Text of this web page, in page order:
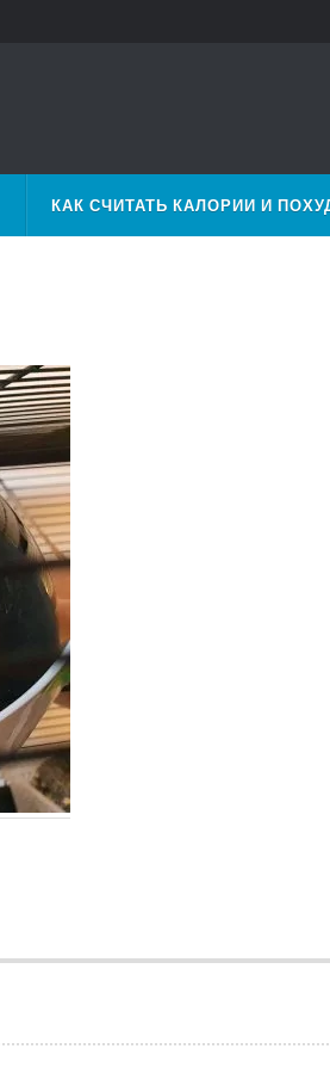
КАК СЧИТАТЬ КАЛОРИИ И